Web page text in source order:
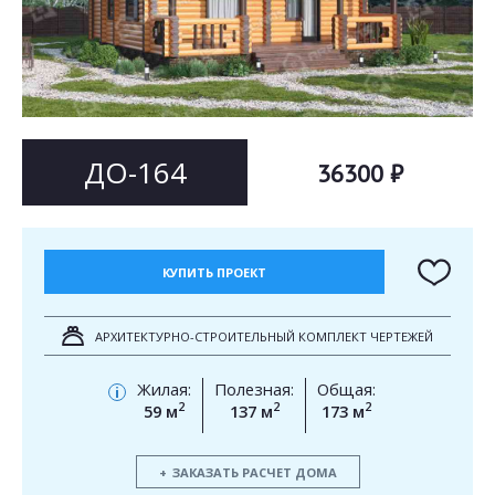
ДО-164 36300 ₽
КУПИТЬ ПРОЕКТ
АРХИТЕКТУРНО-СТРОИТЕЛЬНЫЙ КОМПЛЕКТ ЧЕРТЕЖЕЙ
i
Жилая:
59 м2
Полезная:
137 м2
Общая:
173 м2
ЗАКАЗАТЬ РАСЧЕТ ДОМА
Согласен на обработку персональных данных
ОТПРАВИТЬ
Согласен на обработку персональных данных
This site is protected by reCAPTCHA and the GooglePrivacy PolicyandTerms of Service
apply.